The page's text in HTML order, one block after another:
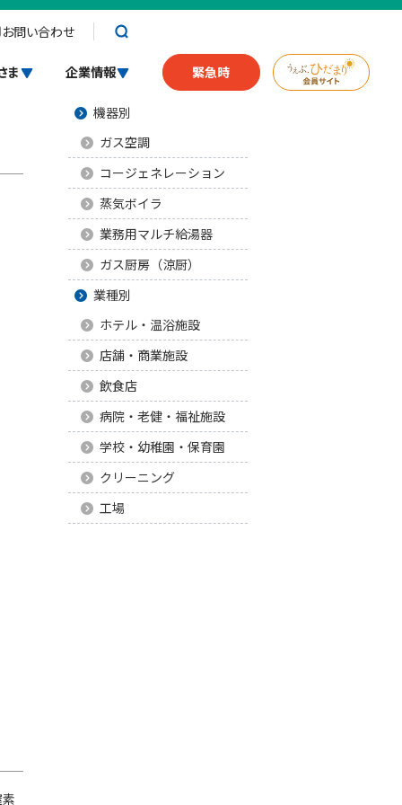
お問い合わせ
ま 企業情報 緊急時
業務用ガス機器
機器別
ガス空調
コージェネレーション
蒸気ボイラ
業務用マルチ給湯器
ガス厨房（涼厨）
業種別
ホテル・温浴施設
店舗・商業施設
飲食店
病院・老健・福祉施設
学校・幼稚園・保育園
クリーニング
工場